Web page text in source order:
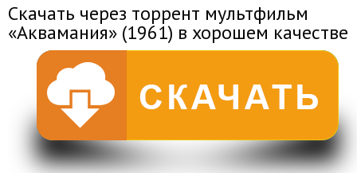
Скачать через торрент мультфильм
«Аквамания» (1961) в хорошем качестве